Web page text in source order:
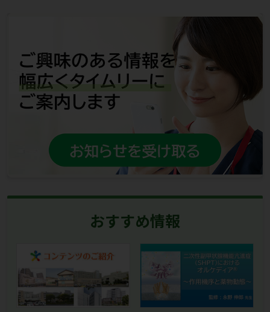
おすすめ情報